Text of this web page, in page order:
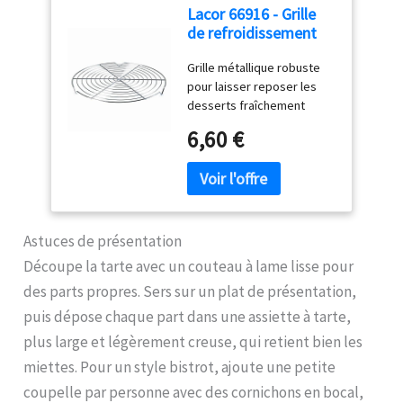
soigneusement jusqu'à la
prochaine utilisation MODE
D'EMPLOI : Étalez votre
pâte dans votre moule
Piquez le fond avec une
fourchette pour éviter les
bulles d'air et recouvrezle
de papier sulfurisé
Disposez vos billes de
cuisson en céramique sur
le fond de tarte et
tarte sont fabriqués en
céramique 100 et
constituent un accessoire
de cuisson fiable,
totalement sûr pour les
aliments Ils sont sans BPA,
fabriqués de manière
durable, et adaptés pour le
Lacor 66916 - Grille
de refroidissement
chromé
Grille métallique robuste
pour laisser reposer les
desserts fraîchement
de chocolat ou de sucre
glas. Fabriqué en acier
chromé pour une longue
durée de vie. Permet de
refroidir uniformément
dessert y compris la partie
inférieure. Protège les
surfaces de la cuisine
contre les brûlures. Ce
produit ne passe pas au
lave-vaisselle. Dimensions
Ø 28 x 2 cm, et son poids
est de 198 g.
6,60 €
Astuces de présentation
Découpe la tarte avec un couteau à lame lisse pour
des parts propres. Sers sur un plat de présentation,
puis dépose chaque part dans une assiette à tarte,
plus large et légèrement creuse, qui retient bien les
miettes. Pour un style bistrot, ajoute une petite
coupelle par personne avec des cornichons en bocal,